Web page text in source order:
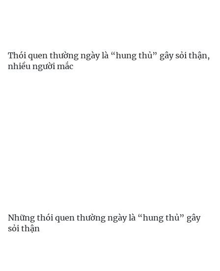
Thói quen thường ngày là “hung thủ” gây sỏi thận,
nhiều người mắc
Những thói quen thường ngày là “hung thủ” gây
sỏi thận